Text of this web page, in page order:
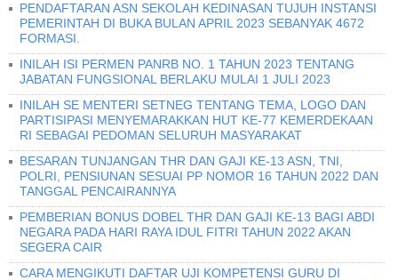
PENDAFTARAN ASN SEKOLAH KEDINASAN TUJUH INSTANSI
PEMERINTAH DI BUKA BULAN APRIL 2023 SEBANYAK 4672
FORMASI.
INILAH ISI PERMEN PANRB NO. 1 TAHUN 2023 TENTANG
JABATAN FUNGSIONAL BERLAKU MULAI 1 JULI 2023
INILAH SE MENTERI SETNEG TENTANG TEMA, LOGO DAN
PARTISIPASI MENYEMARAKKAN HUT KE-77 KEMERDEKAAN
RI SEBAGAI PEDOMAN SELURUH MASYARAKAT
BESARAN TUNJANGAN THR DAN GAJI KE-13 ASN, TNI,
POLRI, PENSIUNAN SESUAI PP NOMOR 16 TAHUN 2022 DAN
TANGGAL PENCAIRANNYA
PEMBERIAN BONUS DOBEL THR DAN GAJI KE-13 BAGI ABDI
NEGARA PADA HARI RAYA IDUL FITRI TAHUN 2022 AKAN
SEGERA CAIR
CARA MENGIKUTI DAFTAR UJI KOMPETENSI GURU DI